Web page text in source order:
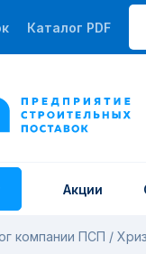
Каталог PDF
Акции
компании ПСП